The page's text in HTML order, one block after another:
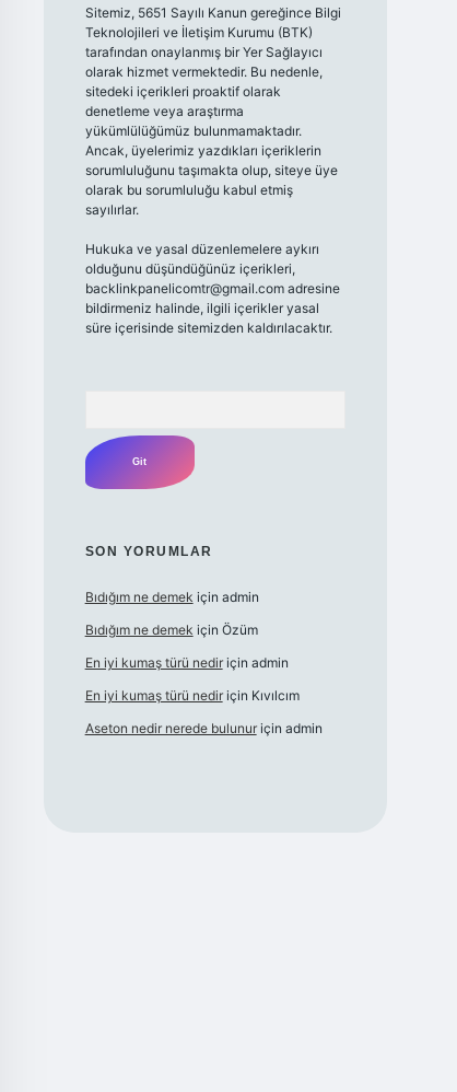
Sitemiz, 5651 Sayılı Kanun gereğince Bilgi
Teknolojileri ve İletişim Kurumu (BTK)
tarafından onaylanmış bir Yer Sağlayıcı
olarak hizmet vermektedir. Bu nedenle,
sitedeki içerikleri proaktif olarak
denetleme veya araştırma
yükümlülüğümüz bulunmamaktadır.
Ancak, üyelerimiz yazdıkları içeriklerin
sorumluluğunu taşımakta olup, siteye üye
olarak bu sorumluluğu kabul etmiş
sayılırlar.
Hukuka ve yasal düzenlemelere aykırı
olduğunu düşündüğünüz içerikleri,
backlinkpanelicomtr@gmail.comadresine
bildirmeniz halinde, ilgili içerikler yasal
süre içerisinde sitemizden kaldırılacaktır.
SON YORUMLAR
Bıdığım ne demek için admin
Bıdığım ne demek için Özüm
En iyi kumaş türü nediriçin admin
En iyi kumaş türü nediriçin Kıvılcım
Aseton nedir nerede bulunuriçin admin